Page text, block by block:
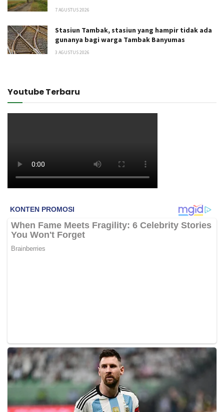
7 AGUSTUS 2026
Stasiun Tambak, stasiun yang hampir tidak ada
gunanya bagi warga Tambak Banyumas
3 AGUSTUS 2026
Youtube Terbaru